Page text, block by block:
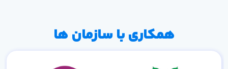
همکاری با سازمان ها